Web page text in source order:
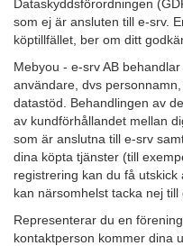
Dataskyddsförordningen
som ej är ansluten till e-srv.
köptillfället, ber om ditt
Mebyou - e-srv AB
användare, dvs
datastöd. Behandlingen av
av kundförhållandet mellan
som är anslutna till e-srv
dina köpta tjänster (till
registrering kan du få
kan närsomhelst tacka nej till
Representerar du en
kontaktperson kommer dina